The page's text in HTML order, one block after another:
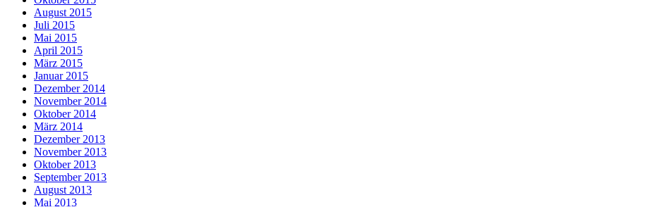
August 2015
Juli 2015
Mai 2015
April 2015
März 2015
Januar 2015
Dezember 2014
November 2014
Oktober 2014
März 2014
Dezember 2013
November 2013
Oktober 2013
September 2013
August 2013
Mai 2013